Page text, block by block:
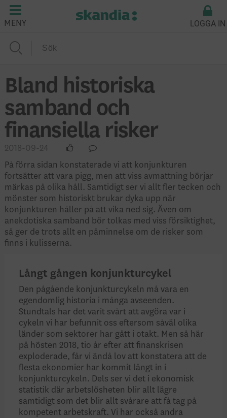
MENY LOGGA IN
Bland historiska
samband och
finansiella risker
2018-09-24
På förra sidan konstaterade vi att konjunkturen
fortsätter att vara pigg, men att viss avmattning börjar
märkas på olika håll. Samtidigt ser vi allt fler tecken och
mönster som historiskt brukar dyka upp när
konjunkturen håller på att vika ned sig. Även om
anekdotiska samband bör tolkas med viss försiktighet,
så ger de trots allt en påminnelse om de risker som
finns i kulisserna.
Långt gången konjunkturcykel
Den pågående konjunkturcykeln må vara en
egendomlig historia i många avseenden.
Stundtals har det varit svårt att avgöra var i
cykeln vi har befunnit oss eftersom såväl olika
länder som sektorer har gått i otakt. Men så här
på hösten 2018, tio år efter att finanskrisen
exploderade, får vi ändå lov att konstatera att de
flesta ekonomier har kommit långt in i
konjunkturcykeln. Dels ser vi det i ekonomisk
statistik där arbetslösheten blir allt lägre
samtidigt som det blir allt svårare att få tag på
kompetent arbetskraft. Vi har också andra